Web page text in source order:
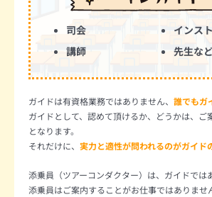
司会
インス
講師
先生な
ガイドは有資格業務ではありません、 誰でもガ
ガイドとして、認めて頂けるか、どうかは、ご
となります。
それだけに、 実力と適性が問われるのがガイド
添乗員（ツアーコンダクター）は、ガイドでは
添乗員はご案内することがお仕事ではありませ